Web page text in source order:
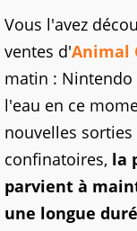
Vous l'avez
ventes d'Animal
matin :
l'eau en ce
nouvelles
confinatoires, la
parvient à
une longue